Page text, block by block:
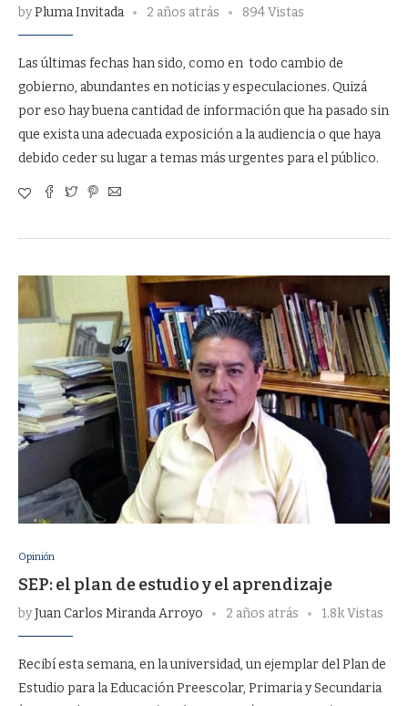
byPluma Invitada 2 años atrás 894 Vistas
Las últimas fechas han sido, como en todo cambio de
gobierno, abundantes en noticias y especulaciones. Quizá
por eso hay buena cantidad de información que ha pasado sin
que exista una adecuada exposición a la audiencia o que haya
debido ceder su lugar a temas más urgentes para el público.
Opinión
SEP: el plan de estudio y el aprendizaje
byJuan Carlos Miranda Arroyo 2 años atrás 1.8k Vistas
Recibí esta semana, en la universidad, un ejemplar del Plan de
Estudio para la Educación Preescolar, Primaria y Secundaria